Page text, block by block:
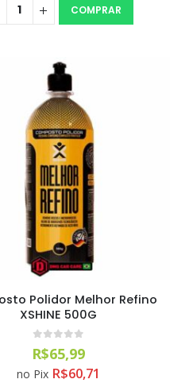
COMPRAR
Polidor Melhor Refino
XSHINE 500G
R$65,99
no Pix R$60,71